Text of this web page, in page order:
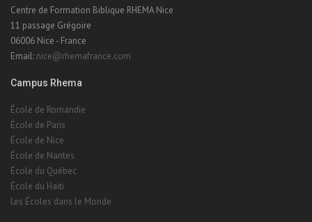
Centre de Formation Biblique RHEMA Nice
11 passage Grégoire
06006 Nice - France
Email: nice@rhemafrance.com
Campus Rhema
École de Romandie
École de Paris
École de Nice
École de Nantes
École du Québec
École du Haïti
Les Écoles dans le Monde